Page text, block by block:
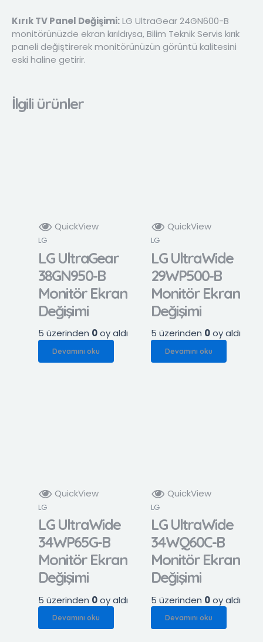
Kırık TV Panel Değişimi:LG UltraGear 24GN600-B
monitörünüzde ekran kırıldıysa, Bilim Teknik Servis kırık
paneli değiştirerek monitörünüzün görüntü kalitesini
eski haline getirir.
İlgili ürünler
QuickView
LG
LG UltraGear
38GN950-B
Monitör Ekran
Değişimi
5 üzerinden 0oy aldı
Devamını oku
QuickView
LG
LG UltraWide
29WP500-B
Monitör Ekran
Değişimi
5 üzerinden 0oy aldı
Devamını oku
QuickView
LG
LG UltraWide
34WP65G-B
Monitör Ekran
Değişimi
5 üzerinden 0oy aldı
Devamını oku
QuickView
LG
LG UltraWide
34WQ60C-B
Monitör Ekran
Değişimi
5 üzerinden 0oy aldı
Devamını oku